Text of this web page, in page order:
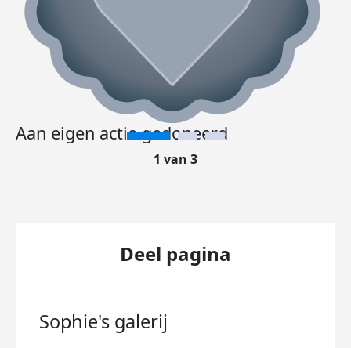
Aan eigen actie gedoneerd
1 van 3
Deel pagina
Sophie's galerij